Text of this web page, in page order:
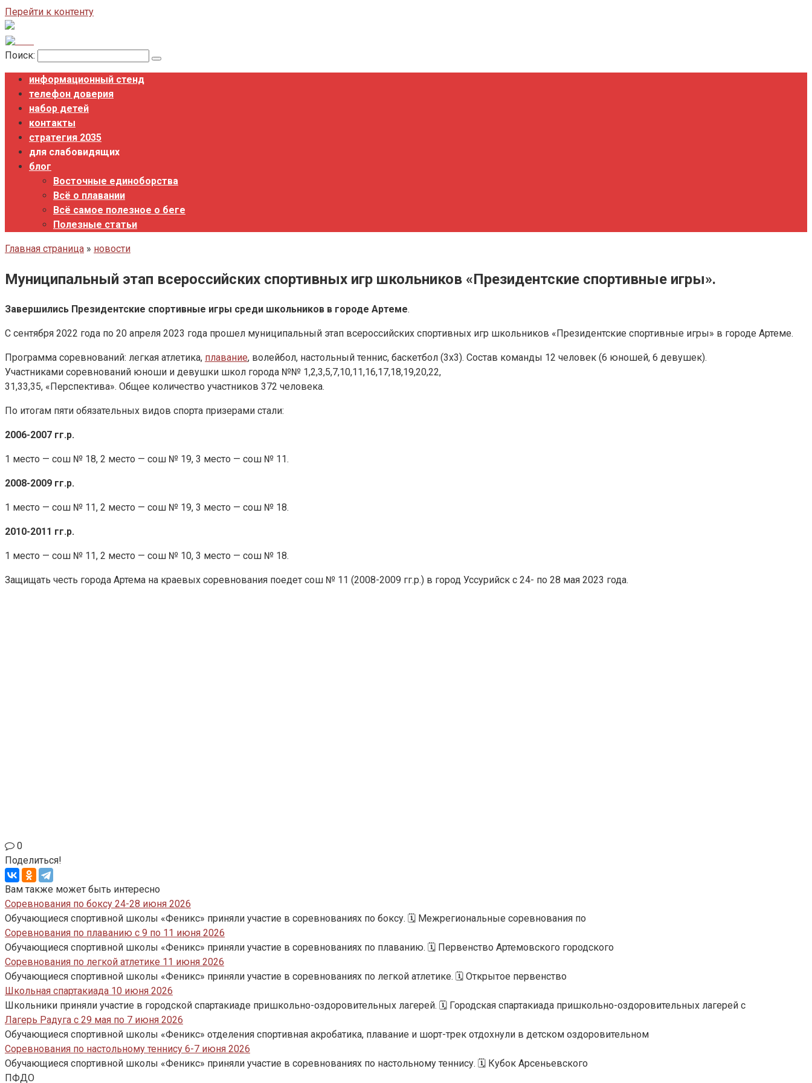
Перейти к контенту
Поиск:
информационный стенд
телефон доверия
набор детей
контакты
стратегия 2035
для слабовидящих
блог
Восточные единоборства
Всё о плавании
Всё самое полезное о беге
Полезные статьи
Главная страница » новости
Муниципальный этап всероссийских спортивных игр школьников «Президентские спортивные игры».
Завершились Президентские спортивные игры среди школьников в городе Артеме.
⁣С сентября 2022 года по 20 апреля 2023 года прошел муниципальный этап всероссийских спортивных игр школьников «Президентские спортивные игры» в городе Артеме.
Программа соревнований: легкая атлетика, плавание, волейбол, настольный теннис, баскетбол (3х3). Состав команды 12 человек (6 юношей, 6 девушек).
Участниками соревнований юноши и девушки школ города №№ 1,2,3,5,7,10,11,16,17,18,19,20,22,
31,33,35, «Перспектива». Общее количество участников 372 человека.
⁣По итогам пяти обязательных видов спорта призерами стали:
2006-2007 гг.р.
1 место — сош № 18, 2 место — сош № 19, 3 место — сош № 11.
2008-2009 гг.р.
1 место — сош № 11, 2 место — сош № 19, 3 место — сош № 18.
2010-2011 гг.р.
1 место — сош № 11, 2 место — сош № 10, 3 место — сош № 18.
⁣Защищать честь города Артема на краевых соревнования поедет сош № 11 (2008-2009 гг.р.) в город Уссурийск с 24- по 28 мая 2023 года.
0
Поделиться!
Вам также может быть интересно
Соревнования по боксу 24-28 июня 2026
Обучающиеся спортивной школы «Феникс» приняли участие в соревнованиях по боксу. 🗓️ Межрегиональные соревнования по
Соревнования по плаванию с 9 по 11 июня 2026
Обучающиеся спортивной школы «Феникс» приняли участие в соревнованиях по плаванию. 🗓️ Первенство Артемовского городского
Соревнования по легкой атлетике 11 июня 2026
Обучающиеся спортивной школы «Феникс» приняли участие в соревнованиях по легкой атлетике. 🗓️ Открытое первенство
Школьная спартакиада 10 июня 2026
Школьники приняли участие в городской спартакиаде пришкольно-оздоровительных лагерей. 🗓️ Городская спартакиада пришкольно-оздоровительных лагерей с
Лагерь Радуга с 29 мая по 7 июня 2026
Обучающиеся спортивной школы «Феникс» отделения спортивная акробатика, плавание и шорт-трек отдохнули в детском оздоровительном
Соревнования по настольному теннису 6-7 июня 2026
Обучающиеся спортивной школы «Феникс» приняли участие в соревнованиях по настольному теннису. 🗓️ Кубок Арсеньевского
ПФДО